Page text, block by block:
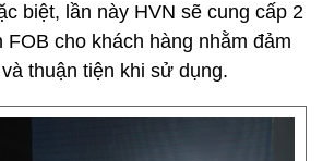
biệt, lần này HVN sẽ cung cấp 2
FOB cho khách hàng nhằm đảm
thuận tiện khi sử dụng.